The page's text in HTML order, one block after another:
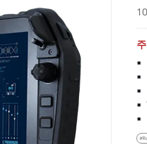
C
시리
ATEX 등급
랙 마운트
바 유형 디스플레
이
OSD 박스
스테인리
G-WIN 시
ATEX 등급
바 타입 패
드 컴퓨팅
방수 러기드 PC IP65
웨이
이트웨이
헬스케
의료용 러
의료용 패
헬스케어
로보틱스 시스템 헬스케어
헤비 듀티
례